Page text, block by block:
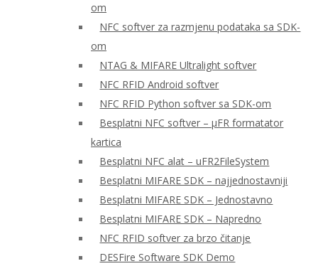
om
NFC softver za razmjenu podataka sa SDK-
om
NTAG & MIFARE Ultralight softver
NFC RFID Android softver
NFC RFID Python softver sa SDK-om
Besplatni NFC softver – μFR formatator
kartica
Besplatni NFC alat – uFR2FileSystem
Besplatni MIFARE SDK – najjednostavniji
Besplatni MIFARE SDK – Jednostavno
Besplatni MIFARE SDK – Napredno
NFC RFID softver za brzo čitanje
DESFire Software SDK Demo